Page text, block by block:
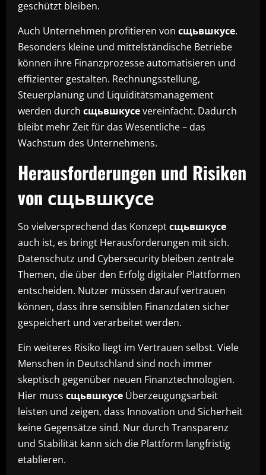
geschützt bleiben.
Auch Unternehmen profitieren von сщьвшкусе.
Besonders kleine und mittelständische Betriebe
können ihre Finanzprozesse automatisieren und
effizienter gestalten. Rechnungsstellung,
Steuerplanung und Liquiditätsmanagement
werden durch сщьвшкусеvereinfacht. Dadurch
bleibt mehr Zeit für das Wesentliche – das
Wachstum des Unternehmens.
Herausforderungen und Risiken
von сщьвшкусе
So vielversprechend das Konzeptсщьвшкусе
auch ist, es bringt Herausforderungen mit sich.
Datenschutz und Cybersecurity bleiben zentrale
Themen, die über den Erfolg digitaler Plattformen
entscheiden. Nutzer müssen darauf vertrauen
können, dass ihre sensiblen Finanzdaten sicher
gespeichert und verarbeitet werden.
Ein weiteres Risiko liegt im Vertrauen selbst. Viele
Menschen in Deutschland sind noch immer
skeptisch gegenüber neuen Finanztechnologien.
Hier muss сщьвшкусе Überzeugungsarbeit
leisten und zeigen, dass Innovation und Sicherheit
keine Gegensätze sind. Nur durch Transparenz
und Stabilität kann sich die Plattform langfristig
etablieren.